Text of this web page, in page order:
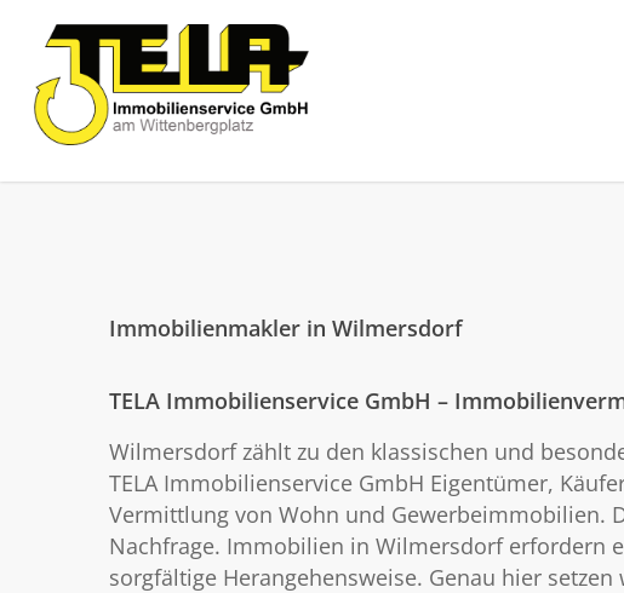
Immobilienmakler in Wilmersdorf
TELA Immobilienservice GmbH –
Wilmersdorf zählt zu den klassischen und
TELA Immobilienservice GmbH Eigentümer,
Vermittlung von Wohn und Gewerbeimmobilien.
Nachfrage. Immobilien in Wilmersdorf erfordern
sorgfältige Herangehensweise. Genau hier